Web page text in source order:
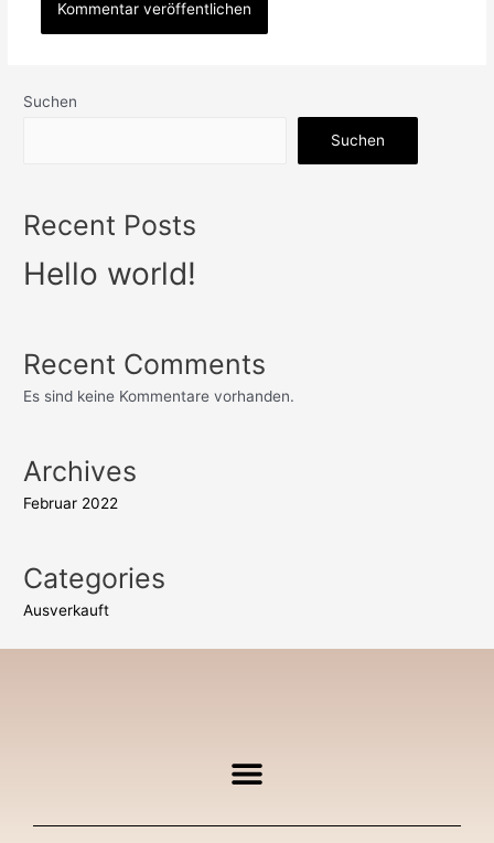
Suchen
Suchen
Recent Posts
Hello world!
Recent Comments
Es sind keine Kommentare vorhanden.
Archives
Februar 2022
Categories
Ausverkauft